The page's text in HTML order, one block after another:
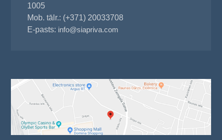
1005
Mob. tālr.: (+371) 20033708
E-pasts: info@siapriva.com